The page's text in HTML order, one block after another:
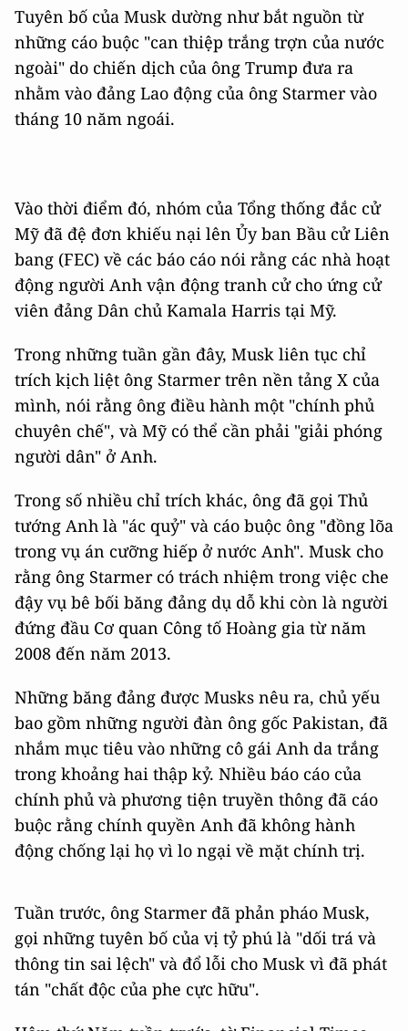
Tuyên bố của Musk dường như bắt nguồn từ
những cáo buộc "can thiệp trắng trợn của nước
ngoài" do chiến dịch của ông Trump đưa ra
nhằm vào đảng Lao động của ông Starmer vào
tháng 10 năm ngoái.
Vào thời điểm đó, nhóm của Tổng thống đắc cử
Mỹ đã đệ đơn khiếu nại lên Ủy ban Bầu cử Liên
bang (FEC) về các báo cáo nói rằng các nhà hoạt
động người Anh vận động tranh cử cho ứng cử
viên đảng Dân chủ Kamala Harris tại Mỹ.
Trong những tuần gần đây, Musk liên tục chỉ
trích kịch liệt ông Starmer trên nền tảng X của
mình, nói rằng ông điều hành một "chính phủ
chuyên chế", và Mỹ có thể cần phải "giải phóng
người dân" ở Anh.
Trong số nhiều chỉ trích khác, ông đã gọi Thủ
tướng Anh là "ác quỷ" và cáo buộc ông "đồng lõa
trong vụ án cưỡng hiếp ở nước Anh". Musk cho
rằng ông Starmer có trách nhiệm trong việc che
đậy vụ bê bối băng đảng dụ dỗ khi còn là người
đứng đầu Cơ quan Công tố Hoàng gia từ năm
2008 đến năm 2013.
Những băng đảng được Musks nêu ra, chủ yếu
bao gồm những người đàn ông gốc Pakistan, đã
nhắm mục tiêu vào những cô gái Anh da trắng
trong khoảng hai thập kỷ. Nhiều báo cáo của
chính phủ và phương tiện truyền thông đã cáo
buộc rằng chính quyền Anh đã không hành
động chống lại họ vì lo ngại về mặt chính trị.
Tuần trước, ông Starmer đã phản pháo Musk,
gọi những tuyên bố của vị tỷ phú là "dối trá và
thông tin sai lệch" và đổ lỗi cho Musk vì đã phát
tán "chất độc của phe cực hữu".